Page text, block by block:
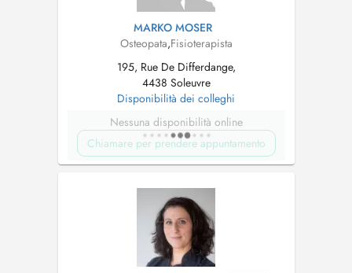
MARKO MOSER
Osteopata,Fisioterapista
195, Rue De Differdange,
4438 Soleuvre
Disponibilità dei colleghi
Nessuna disponibilità online
Chiamare per prendere appuntamento